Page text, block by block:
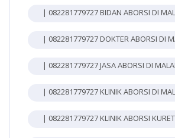
| 082281779727 BIDAN ABORSI DI
| 082281779727 DOKTER ABORSI DI
| 082281779727 JASA ABORSI DI
| 082281779727 KLINIK ABORSI DI
| 082281779727 KLINIK ABORSI